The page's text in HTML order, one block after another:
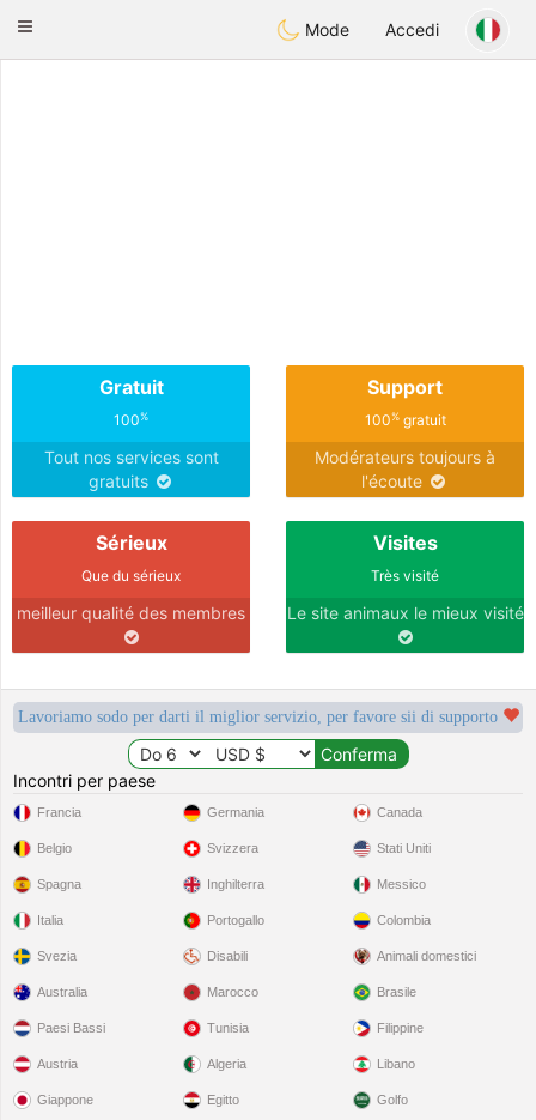
Animour
Toggle
Mode Accedi
Gratuit
100%
Tout nos services sont
gratuits
Support
100%gratuit
Modérateurs toujours à
l'écoute
Sérieux
Que du sérieux
meilleur qualité des membres
Visites
Très visité
Le site animaux le mieux visité
Lavoriamo sodo per darti il miglior servizio, per favore sii di supporto
Incontri per paese
Francia
Belgio
Spagna
Italia
Svezia
Germania
Svizzera
Inghilterra
Portogallo
Disabili
Canada
Stati Uniti
Messico
Colombia
Animali domestici
Australia
Paesi Bassi
Austria
Giappone
Marocco
Tunisia
Algeria
Egitto
Brasile
Filippine
Libano
Golfo